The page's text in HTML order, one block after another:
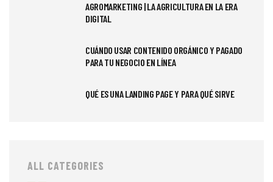
AGROMARKETING | LA AGRICULTURA EN LA ERA
DIGITAL
CUÁNDO USAR CONTENIDO ORGÁNICO Y PAGADO
PARA TU NEGOCIO EN LÍNEA
QUÉ ES UNA LANDING PAGE Y PARA QUÉ SIRVE
ALL CATEGORIES